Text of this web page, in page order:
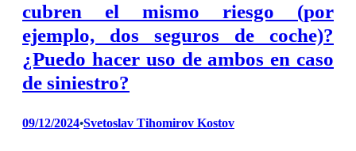
cubren el mismo riesgo (por
ejemplo, dos seguros de coche)?
¿Puedo hacer uso de ambos en caso
de siniestro?
09/12/2024•Svetoslav Tihomirov Kostov